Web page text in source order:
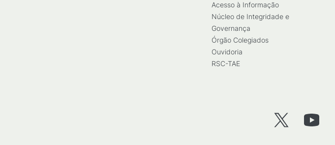
Acesso à Informação
Núcleo de Integridade e
Governança
Órgão Colegiados
Ouvidoria
RSC-TAE